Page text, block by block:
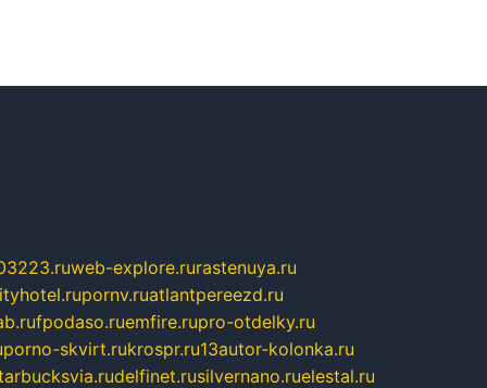
web-explore.rurastenuya.ru
pornv.ruatlantpereezd.ru
fpodaso.ruemfire.rupro-otdelky.ru
porno-skvirt.rukrospr.ru13autor-kolonka.ru
delfinet.rusilvernano.ruelestal.ru